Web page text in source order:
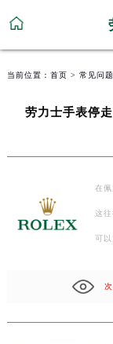
当前位置： 首页 > 常见问题
劳力士手表停
在
这
可
次